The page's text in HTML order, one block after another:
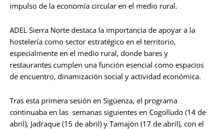
impulso de la economía circular en el medio rural.
ADEL Sierra Norte destaca la importancia de apoyar a la
hostelería como sector estratégico en el territorio,
especialmente en el medio rural, donde bares y
restaurantes cumplen una función esencial como espacios
de encuentro, dinamización social y actividad económica.
Tras esta primera sesión en Sigüenza, el programa
continuaba en las semanas siguientes en Cogolludo (14 de
abril), Jadraque (15 de abril) y Tamajón (17 de abril), con el